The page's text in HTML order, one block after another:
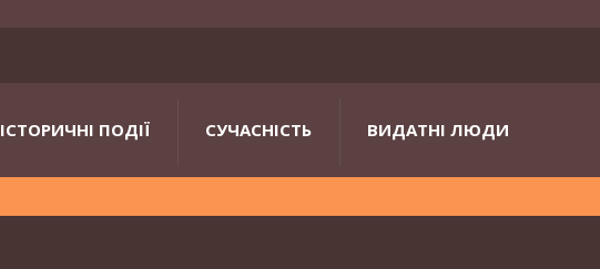
ІСТОРИЧНІ ПОДІЇ СУЧАСНІСТЬ ВИДАТНІ ЛЮДИ